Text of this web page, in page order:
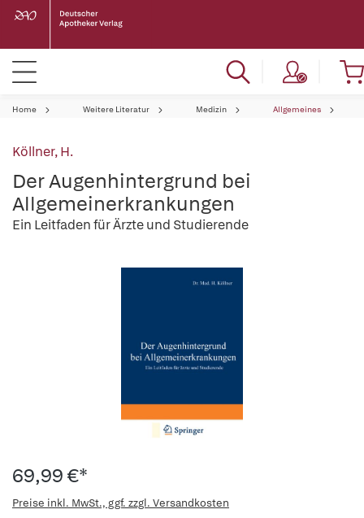
Home Weitere Literatur Medizin Allgemeines
Köllner, H.
Der Augenhintergrund bei
Allgemeinerkrankungen
Ein Leitfaden für Ärzte und Studierende
69,99 €*
Preise inkl. MwSt., ggf. zzgl. Versandkosten